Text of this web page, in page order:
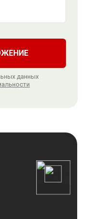
данных